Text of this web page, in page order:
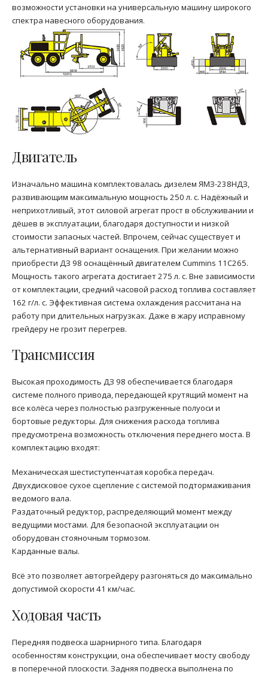
возможности установки на универсальную машину широкого
спектра навесного оборудования.
Двигатель
Изначально машина комплектовалась дизелем ЯМЗ-238НДЗ,
развивающим максимальную мощность 250 л. с. Надёжный и
неприхотливый, этот силовой агрегат прост в обслуживании и
дёшев в эксплуатации, благодаря доступности и низкой
стоимости запасных частей. Впрочем, сейчас существует и
альтернативный вариант оснащения. При желании можно
приобрести ДЗ 98 оснащённый двигателем Cummins 11C265.
Мощность такого агрегата достигает 275 л. с. Вне зависимости
от комплектации, средний часовой расход топлива составляет
162 г/л. с. Эффективная система охлаждения рассчитана на
работу при длительных нагрузках. Даже в жару исправному
грейдеру не грозит перегрев.
Трансмиссия
Высокая проходимость ДЗ 98 обеспечивается благодаря
системе полного привода, передающей крутящий момент на
все колёса через полностью разгруженные полуоси и
бортовые редукторы. Для снижения расхода топлива
предусмотрена возможность отключения переднего моста. В
комплектацию входят:
Механическая шестиступенчатая коробка передач.
Двухдисковое сухое сцепление с системой подтормаживания
ведомого вала.
Раздаточный редуктор, распределяющий момент между
ведущими мостами. Для безопасной эксплуатации он
оборудован стояночным тормозом.
Карданные валы.
Всё это позволяет автогрейдеру разгоняться до максимально
допустимой скорости 41 км/час.
Ходовая часть
Передняя подвеска шарнирного типа. Благодаря
особенностям конструкции, она обеспечивает мосту свободу
в поперечной плоскости. Задняя подвеска выполнена по